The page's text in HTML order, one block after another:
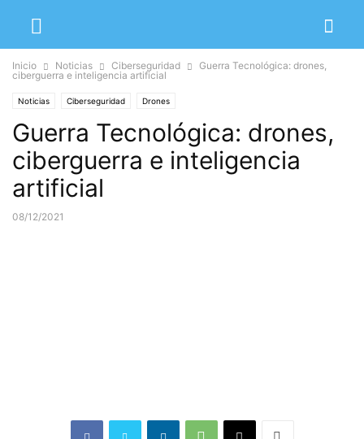
Inicio Noticias Ciberseguridad
Guerra Tecnológica: drones,
ciberguerra e inteligencia artificial
Noticias Ciberseguridad Drones
Guerra Tecnológica: drones,
ciberguerra e inteligencia
artificial
08/12/2021